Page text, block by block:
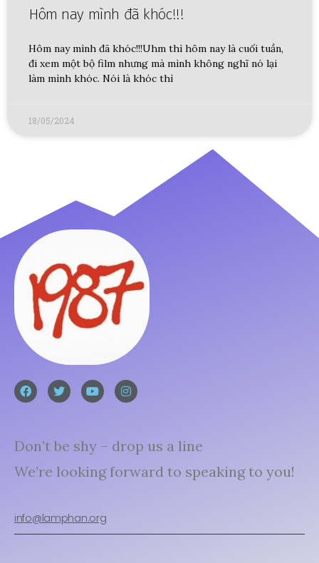
Hôm nay mình đã khóc!!!
Hôm nay mình đã khóc!!!Uhm thì hôm nay là cuối tuần,
đi xem một bộ film nhưng mà mình không nghĩ nó lại
làm mình khóc. Nói là khóc thì
18/05/2024
Don’t be shy – drop us a line
We’re looking forward to speaking to you!
info@lamphan.org